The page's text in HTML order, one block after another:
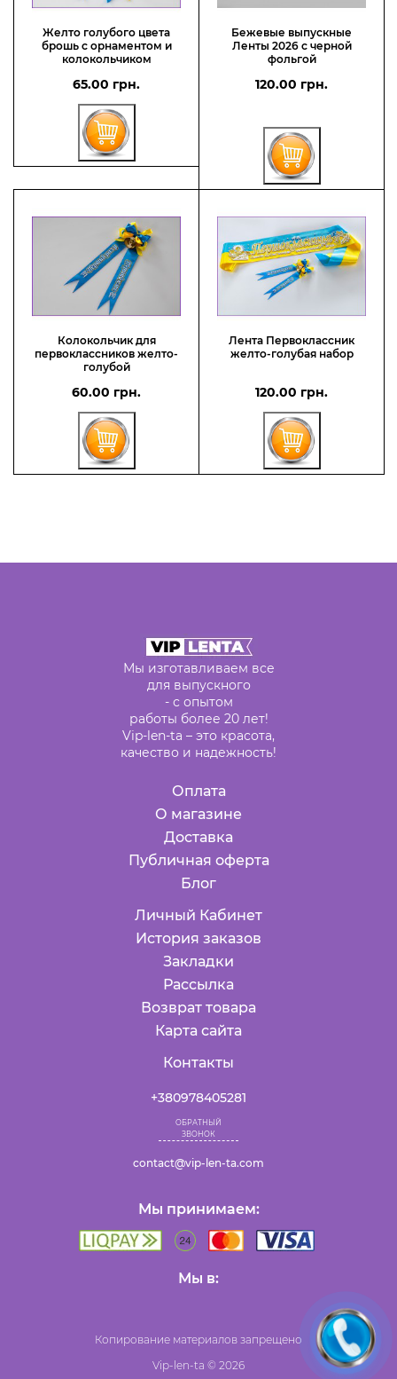
Желто голубого цвета
брошь с орнаментом и
колокольчиком
65.00 грн.
Бежевые выпускные
Ленты 2026 с черной
фольгой
120.00 грн.
Колокольчик для
первоклассников желто-
голубой
60.00 грн.
Лента Первоклассник
желто-голубая набор
120.00 грн.
Мы изготавливаем все
для выпускного
- с опытом
работы более 20 лет!
Vip-len-ta – это красота,
качество и надежность!
Оплата
О магазине
Доставка
Публичная оферта
Блог
Личный Кабинет
История заказов
Закладки
Рассылка
Возврат товара
Карта сайта
Контакты
+380978405281
ОБРАТНЫЙ
ЗВОНОК
contact@vip-len-ta.com
Мы принимаем:
Мы в:
Копирование материалов запрещено
Vip-len-ta © 2026